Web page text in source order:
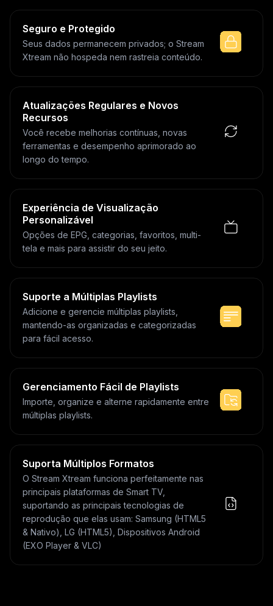
Seguro e Protegido
Seus dados permanecem privados; o Stream
Xtream não hospeda nem rastreia conteúdo.
Atualizações Regulares e Novos
Recursos
Você recebe melhorias contínuas, novas
ferramentas e desempenho aprimorado ao
longo do tempo.
Experiência de Visualização
Personalizável
Opções de EPG, categorias, favoritos, multi-
tela e mais para assistir do seu jeito.
Suporte a Múltiplas Playlists
Adicione e gerencie múltiplas playlists,
mantendo-as organizadas e categorizadas
para fácil acesso.
Gerenciamento Fácil de Playlists
Importe, organize e alterne rapidamente entre
múltiplas playlists.
Suporta Múltiplos Formatos
O Stream Xtream funciona perfeitamente nas
principais plataformas de Smart TV,
suportando as principais tecnologias de
reprodução que elas usam: Samsung (HTML5
& Nativo), LG (HTML5), Dispositivos Android
(EXO Player & VLC)